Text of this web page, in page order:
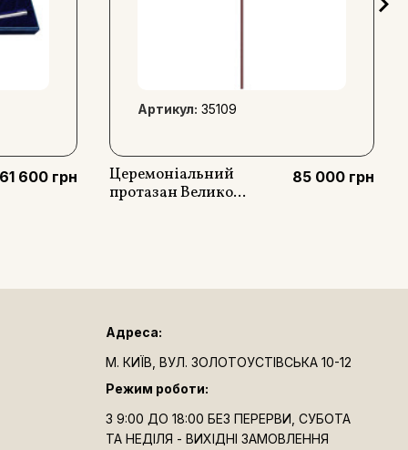
61 600 грн
Артикул: 35109
Церемоніальний
протазан Велико...
85 000 грн
Адреса:
М. КИЇВ, ВУЛ. ЗОЛОТОУСТІВСЬКА 10-12
Режим роботи:
З 9:00 ДО 18:00 БЕЗ ПЕРЕРВИ, СУБОТА
ТА НЕДІЛЯ - ВИХІДНІ ЗАМОВЛЕННЯ